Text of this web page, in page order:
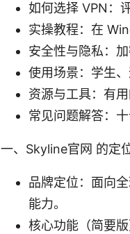
如何选择 VPN：
实操教程：在
安全性与隐私：
使用场景：学生
资源与工具：有
常见问题解答：
一、Skyline官网 的定
品牌定位：面向
能力。
核心功能（简要版